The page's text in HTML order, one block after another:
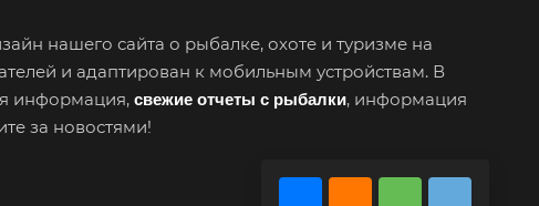
нашего сайта о рыбалке, охоте и туризме на
и адаптирован к мобильным устройствам. В
информация, свежие отчеты с рыбалки, информация
за новостями!